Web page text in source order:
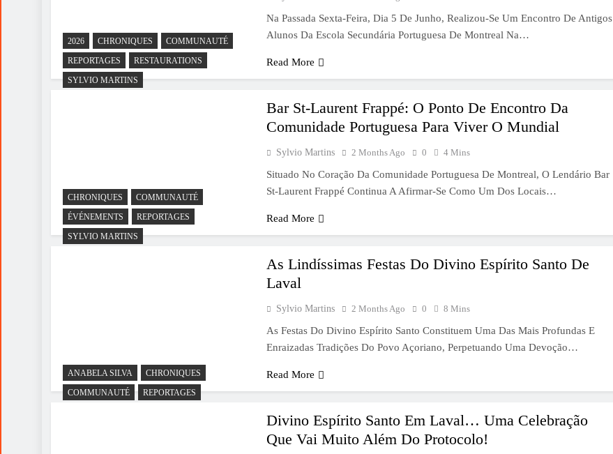
Na Passada Sexta-Feira, Dia 5 De Junho, Realizou-Se Um Encontro De Antigos
Alunos Da Escola Secundária Portuguesa De Montreal Na…
Read More
2026 CHRONIQUES
COMMUNAUTÉ
REPORTAGES
RESTAURATIONS
SYLVIO MARTINS
Bar St-Laurent Frappé: O Ponto De Encontro Da
Comunidade Portuguesa Para Viver O Mundial
Sylvio Martins 2 Months Ago 0 4 Mins
Situado No Coração Da Comunidade Portuguesa De Montreal, O Lendário Bar
St-Laurent Frappé Continua A Afirmar-Se Como Um Dos Locais…
Read More
CHRONIQUES
COMMUNAUTÉ
ÉVÉNEMENTS
REPORTAGES
SYLVIO MARTINS
As Lindíssimas Festas Do Divino Espírito Santo De
Laval
Sylvio Martins 2 Months Ago 0 8 Mins
As Festas Do Divino Espírito Santo Constituem Uma Das Mais Profundas E
Enraizadas Tradições Do Povo Açoriano, Perpetuando Uma Devoção…
Read More
ANABELA SILVA
CHRONIQUES
COMMUNAUTÉ
REPORTAGES
Divino Espírito Santo Em Laval… Uma Celebração
Que Vai Muito Além Do Protocolo!